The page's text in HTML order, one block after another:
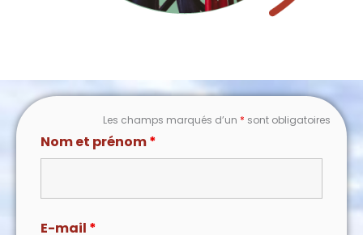
Les champs marqués d’un * sont obligatoires
Nom et prénom*
E-mail *